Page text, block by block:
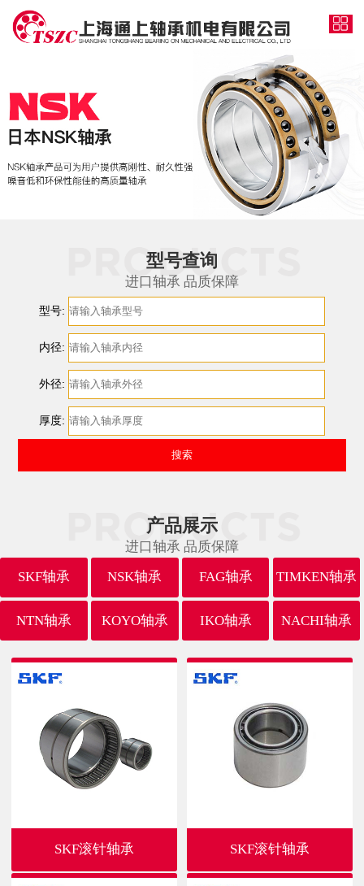
型号查询
进口轴承 品质保障
型号:
内径:
外径:
厚度:
产品展示
进口轴承 品质保障
SKF轴承
NSK轴承 FAG轴承 TIMKEN轴承
NTN轴承 KOYO轴承 IKO轴承 NACHI轴承
SKF滚针轴承 SKF滚针轴承